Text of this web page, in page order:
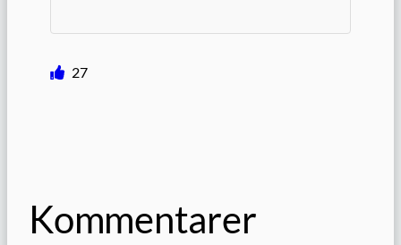
27
Kommentarer